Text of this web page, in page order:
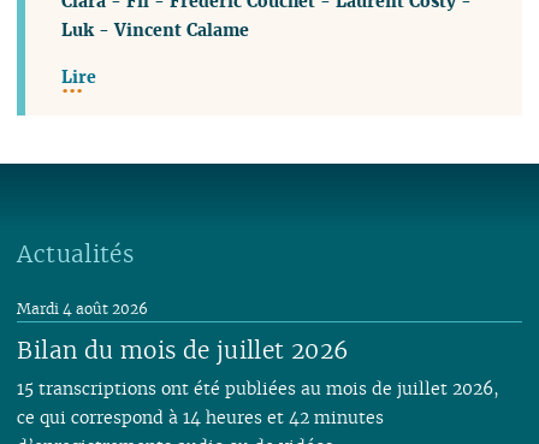
Luk-Vincent Calame
Lire
Actualités
Bilan du mois de juillet 2026
Mardi 4 août 2026
15 transcriptions ont été publiées au mois de juillet 2026,
ce qui correspond à 14 heures et 42 minutes